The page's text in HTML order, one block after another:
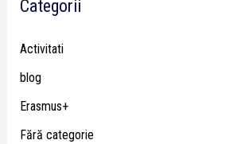
Categorii
Activitati
blog
Erasmus+
Fără categorie